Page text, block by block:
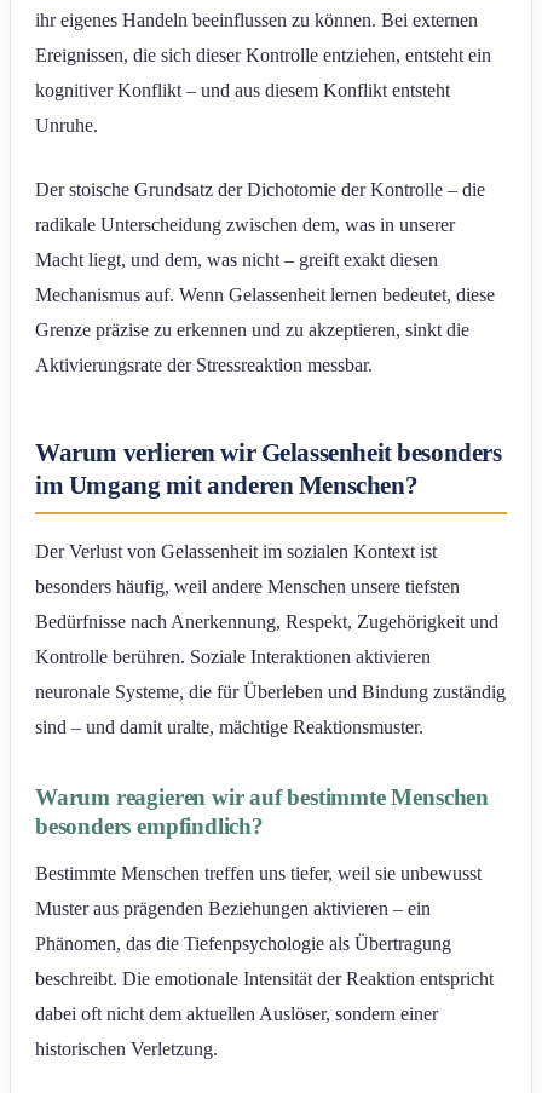
ihr eigenes Handeln beeinflussen zu können. Bei externen
Ereignissen, die sich dieser Kontrolle entziehen, entsteht ein
kognitiver Konflikt – und aus diesem Konflikt entsteht
Unruhe.
Der stoische Grundsatz der Dichotomie der Kontrolle – die
radikale Unterscheidung zwischen dem, was in unserer
Macht liegt, und dem, was nicht – greift exakt diesen
Mechanismus auf. Wenn Gelassenheit lernen bedeutet, diese
Grenze präzise zu erkennen und zu akzeptieren, sinkt die
Aktivierungsrate der Stressreaktion messbar.
Warum verlieren wir Gelassenheit besonders
im Umgang mit anderen Menschen?
Der Verlust von Gelassenheit im sozialen Kontext ist
besonders häufig, weil andere Menschen unsere tiefsten
Bedürfnisse nach Anerkennung, Respekt, Zugehörigkeit und
Kontrolle berühren. Soziale Interaktionen aktivieren
neuronale Systeme, die für Überleben und Bindung zuständig
sind – und damit uralte, mächtige Reaktionsmuster.
Warum reagieren wir auf bestimmte Menschen
besonders empfindlich?
Bestimmte Menschen treffen uns tiefer, weil sie unbewusst
Muster aus prägenden Beziehungen aktivieren – ein
Phänomen, das die Tiefenpsychologie als Übertragung
beschreibt. Die emotionale Intensität der Reaktion entspricht
dabei oft nicht dem aktuellen Auslöser, sondern einer
historischen Verletzung.